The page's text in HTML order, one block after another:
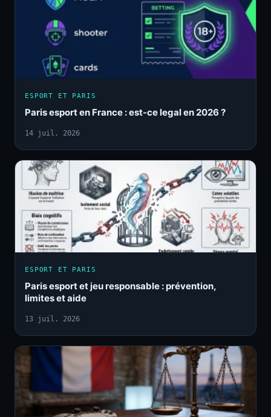
ESPORT ET PARIS
Paris esport en France : est-ce legal en 2026 ?
14 juil. 2026
ESPORT ET PARIS
Paris esport et jeu responsable : prévention,
limites et aide
13 juil. 2026